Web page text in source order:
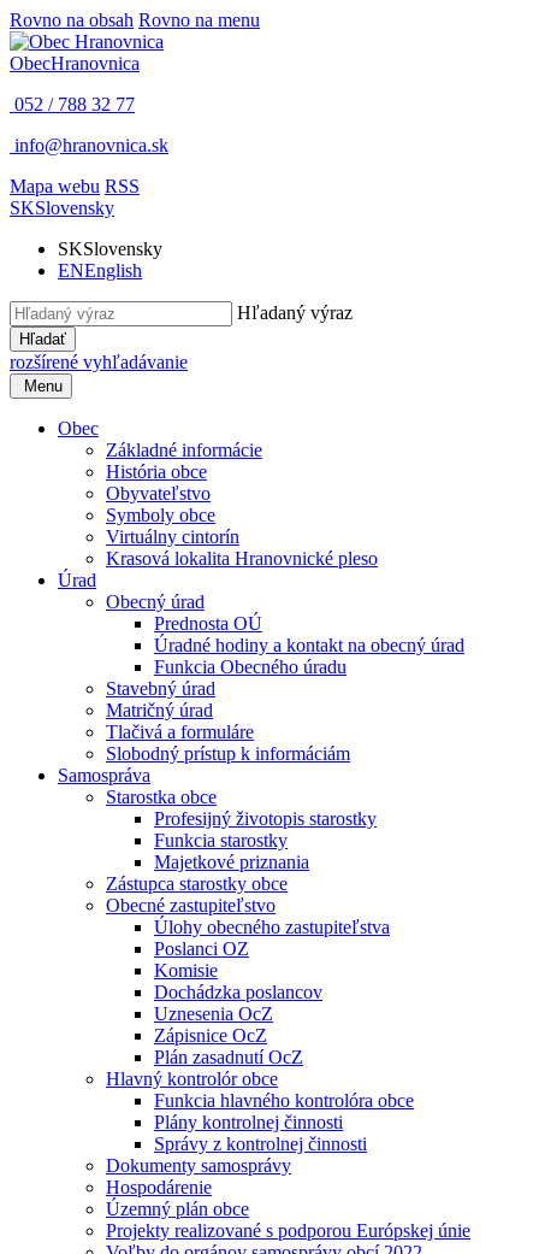
Rovno na obsah Rovno na menu
ObecHranovnica
052 / 788 32 77
info@hranovnica.sk
Mapa webu RSS
SKSlovensky
SKSlovensky
ENEnglish
Hľadaný výraz
Hľadať
rozšírené vyhľadávanie
Menu
Obec
Základné informácie
História obce
Obyvateľstvo
Symboly obce
Virtuálny cintorín
Krasová lokalita Hranovnické pleso
Úrad
Obecný úrad
Prednosta OÚ
Úradné hodiny a kontakt na obecný úrad
Funkcia Obecného úradu
Stavebný úrad
Matričný úrad
Tlačivá a formuláre
Slobodný prístup k informáciám
Samospráva
Starostka obce
Profesijný životopis starostky
Funkcia starostky
Majetkové priznania
Zástupca starostky obce
Obecné zastupiteľstvo
Úlohy obecného zastupiteľstva
Poslanci OZ
Komisie
Dochádzka poslancov
Uznesenia OcZ
Zápisnice OcZ
Plán zasadnutí OcZ
Hlavný kontrolór obce
Funkcia hlavného kontrolóra obce
Plány kontrolnej činnosti
Správy z kontrolnej činnosti
Dokumenty samosprávy
Hospodárenie
Územný plán obce
Projekty realizované s podporou Európskej únie